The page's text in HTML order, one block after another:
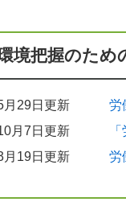
月1日更新
価格の算定方法を
月17日更新
人の常駐義務緩和
月22日更新
度優秀建設工事表彰
度優秀建設工事表
境把握のため
月29日更新
労
月7日更新
月19日更新
労